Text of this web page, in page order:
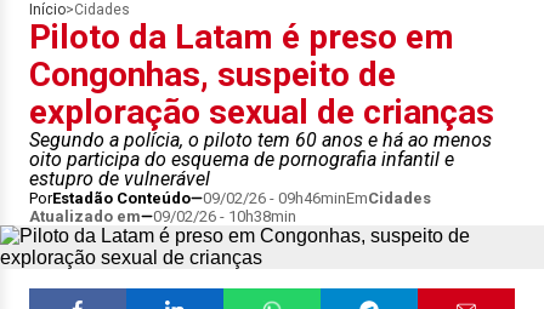
Início>Cidades
Piloto da Latam é preso em
Congonhas, suspeito de
exploração sexual de crianças
Segundo a polícia, o piloto tem 60 anos e há ao menos
oito participa do esquema de pornografia infantil e
estupro de vulnerável
PorEstadão Conteúdo 09/02/26 - 09h46minEmCidades
Atualizado em
09/02/26 - 10h38min